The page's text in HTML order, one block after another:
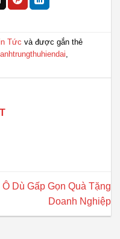
Tức và được gắn thẻ
,
Ô Dù Gấp Gọn Quà Tặng
Doanh Nghiệp